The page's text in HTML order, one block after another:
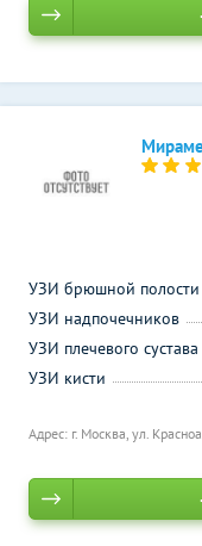
Адрес: г. Москва, ул.
УЗИ брюшной полости
УЗИ надпочечников
УЗИ плечевого сустава
УЗИ кисти